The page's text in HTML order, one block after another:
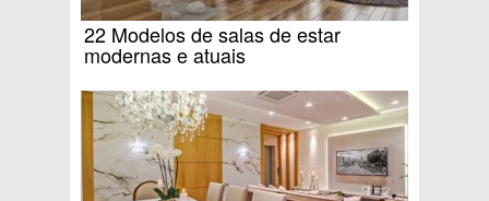
22 Modelos de salas de estar
modernas e atuais